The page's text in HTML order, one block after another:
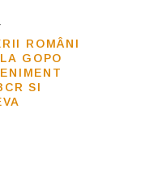
ROMÂNI
GOPO
SI